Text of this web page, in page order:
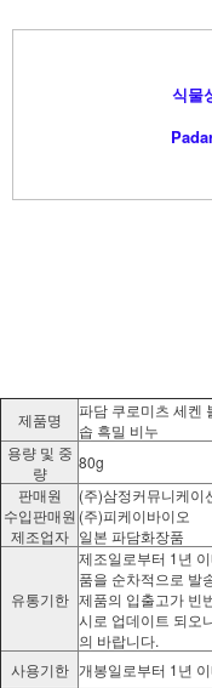
식물
제품명
파담 쿠로미츠 세켄
솝 흑밀 비누
용량 및 중
량
80g
판매원
수입판매원
제조업자
(주)삼정커뮤니케이
(주)피케이바이오
일본 파담화장품
유통기한
제조일로부터 1년
품을 순차적으로 발
제품의 입출고가 빈
시로 업데이트 되오
의 바랍니다.
사용기한 개봉일로부터 1년